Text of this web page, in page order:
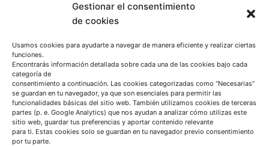
Gestionar el consentimiento
de cookies
Usamos cookies para ayudarte a navegar de manera eficiente y realizar ciertas
funciones.
Encontrarás información detallada sobre cada una de las cookies bajo cada
categoría de
consentimiento a continuación. Las cookies categorizadas como “Necesarias”
se guardan en tu navegador, ya que son esenciales para permitir las
funcionalidades básicas del sitio web. También utilizamos cookies de terceras
partes (p. e. Google Analytics) que nos ayudan a analizar cómo utilizas este
sitio web, guardar tus preferencias y aportar contenido relevante
para ti. Estas cookies solo se guardan en tu navegador previo consentimiento
por tu parte.
HABLEMOS
(+34) 946 215 470
Cómo llegar a AZTERLAN
Escríbenos